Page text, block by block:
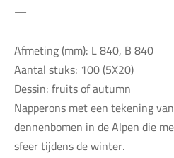
—
Afmeting (mm): L 840, B 840
Aantal stuks: 100 (5X20)
Dessin: fruits of autumn
Napperons met een tekening
dennenbomen in de Alpen die
sfeer tijdens de winter.